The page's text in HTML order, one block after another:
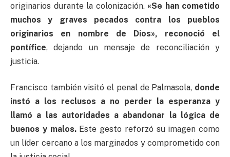
originarios durante la colonización.«Se han cometido
muchos y graves pecados contra los pueblos
originarios en nombre de Dios», reconoció el
pontífice, dejando un mensaje de reconciliación y
justicia.
Francisco también visitó el penal de Palmasola, donde
instó a los reclusos a no perder la esperanza y
llamó a las autoridades a abandonar la lógica de
buenos y malos.Este gesto reforzó su imagen como
un líder cercano a los marginados y comprometido con